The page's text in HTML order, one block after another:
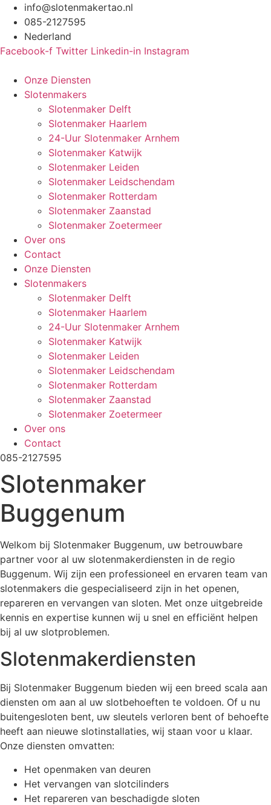
naar
inhoud
info@slotenmakertao.nl
085-2127595
Nederland
Facebook-f Twitter Linkedin-in Instagram
Onze Diensten
Slotenmakers
Slotenmaker Delft
Slotenmaker Haarlem
24-Uur Slotenmaker Arnhem
Slotenmaker Katwijk
Slotenmaker Leiden
Slotenmaker Leidschendam
Slotenmaker Rotterdam
Slotenmaker Zaanstad
Slotenmaker Zoetermeer
Over ons
Contact
Onze Diensten
Slotenmakers
Slotenmaker Delft
Slotenmaker Haarlem
24-Uur Slotenmaker Arnhem
Slotenmaker Katwijk
Slotenmaker Leiden
Slotenmaker Leidschendam
Slotenmaker Rotterdam
Slotenmaker Zaanstad
Slotenmaker Zoetermeer
Over ons
Contact
085-2127595
Slotenmaker
Buggenum
Welkom bij Slotenmaker Buggenum, uw betrouwbare
partner voor al uw slotenmakerdiensten in de regio
Buggenum. Wij zijn een professioneel en ervaren team van
slotenmakers die gespecialiseerd zijn in het openen,
repareren en vervangen van sloten. Met onze uitgebreide
kennis en expertise kunnen wij u snel en efficiënt helpen
bij al uw slotproblemen.
Slotenmakerdiensten
Bij Slotenmaker Buggenum bieden wij een breed scala aan
diensten om aan al uw slotbehoeften te voldoen. Of u nu
buitengesloten bent, uw sleutels verloren bent of behoefte
heeft aan nieuwe slotinstallaties, wij staan voor u klaar.
Onze diensten omvatten:
Het openmaken van deuren
Het vervangen van slotcilinders
Het repareren van beschadigde sloten